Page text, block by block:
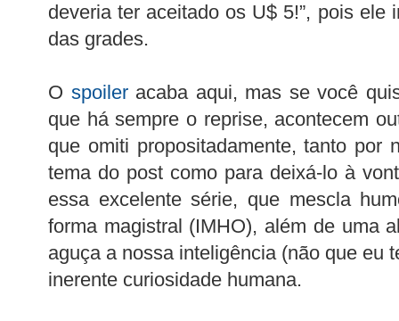
deveria ter aceitado os U$ 5!”, pois ele
das grades.
O spoileracaba aqui, mas se você
que há sempre o reprise, acontecem
que omiti propositadamente, tanto por
tema do post como para deixá-lo à
essa excelente série, que mescla
forma magistral (IMHO), além de uma
aguça a nossa inteligência (não que eu
inerente curiosidade humana.